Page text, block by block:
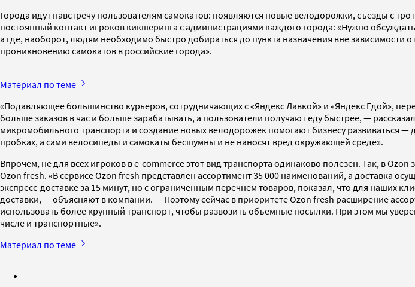
Города идут навстречу пользователям самокатов: появляются новые велодорожки, съезды с
постоянный контакт игроков кикшеринга с администрациями каждого города: «Нужно
а где, наоборот, людям необходимо быстро добираться до пункта назначения вне зависимости
проникновению самокатов в российские города».
Материал по теме
«Подавляющее большинство курьеров, сотрудничающих с «Яндекс Лавкой» и «Яндекс Едой»,
больше заказов в час и больше зарабатывать, а пользователи получают еду быстрее, —
микромобильного транспорта и создание новых велодорожек помогают бизнесу развиваться
пробках, а сами велосипеды и самокаты бесшумны и не наносят вред окружающей среде».
Впрочем, не для всех игроков в e-commerce этот вид транспорта одинаково полезен. Так, в
Ozon fresh. «В сервисе Ozon fresh представлен ассортимент 35 000 наименований, а доставка
экспресс-доставке за 15 минут, но с ограниченным перечнем товаров, показал, что для наших
доставки, — объясняют в компании. — Поэтому сейчас в приоритете Ozon fresh расширение
использовать более крупный транспорт, чтобы развозить объемные посылки. При этом мы
числе и транспортные».
Материал по теме